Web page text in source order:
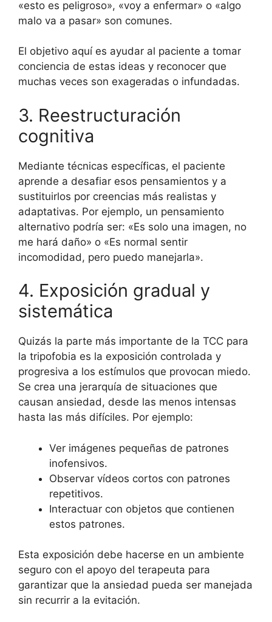
«esto es peligroso», «voy a enfermar» o «algo
malo va a pasar» son comunes.
El objetivo aquí es ayudar al paciente a tomar
conciencia de estas ideas y reconocer que
muchas veces son exageradas o infundadas.
3. Reestructuración
cognitiva
Mediante técnicas específicas, el paciente
aprende a desafiar esos pensamientos y a
sustituirlos por creencias más realistas y
adaptativas. Por ejemplo, un pensamiento
alternativo podría ser: «Es solo una imagen, no
me hará daño» o «Es normal sentir
incomodidad, pero puedo manejarla».
4. Exposición gradual y
sistemática
Quizás la parte más importante de la TCC para
la tripofobia es la exposición controlada y
progresiva a los estímulos que provocan miedo.
Se crea una jerarquía de situaciones que
causan ansiedad, desde las menos intensas
hasta las más difíciles. Por ejemplo:
Ver imágenes pequeñas de patrones
inofensivos.
Observar vídeos cortos con patrones
repetitivos.
Interactuar con objetos que contienen
estos patrones.
Esta exposición debe hacerse en un ambiente
seguro con el apoyo del terapeuta para
garantizar que la ansiedad pueda ser manejada
sin recurrir a la evitación.